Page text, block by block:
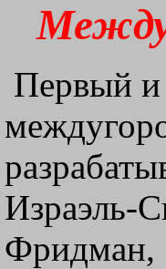
Первый и
Израэль-
Фридман,